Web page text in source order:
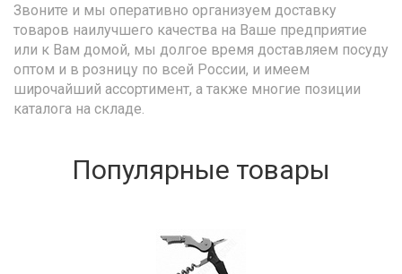
Звоните и мы оперативно организуем доставку
товаров наилучшего качества на Ваше предприятие
или к Вам домой, мы долгое время доставляем посуду
оптом и в розницу по всей России, и имеем
широчайший ассортимент, а также многие позиции
каталога на складе.
Популярные товары